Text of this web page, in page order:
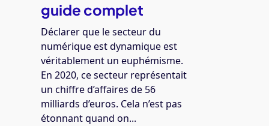
guide complet
Déclarer que le secteur du
numérique est dynamique est
véritablement un euphémisme.
En 2020, ce secteur représentait
un chiffre d’affaires de 56
milliards d’euros. Cela n’est pas
étonnant quand on...